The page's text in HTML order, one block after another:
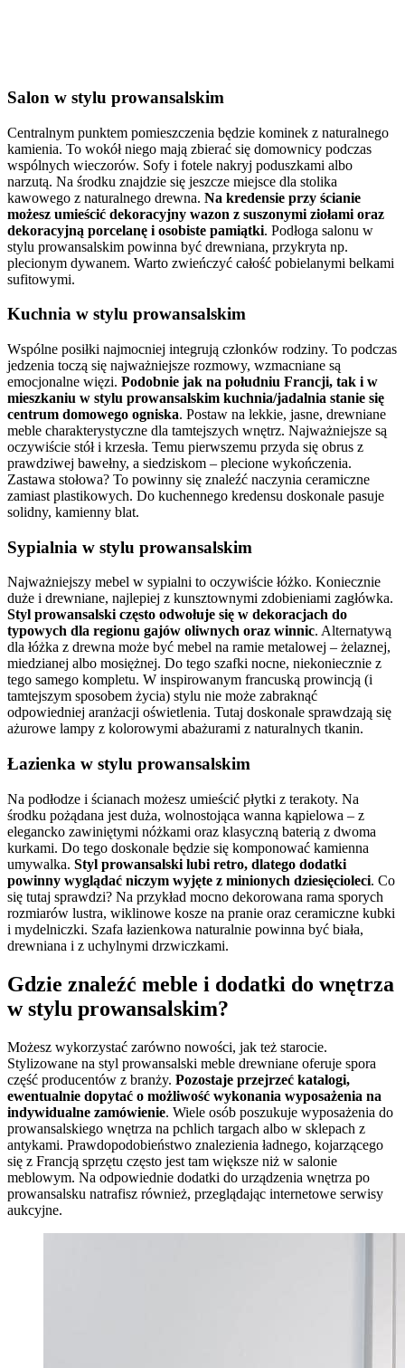
Salon w stylu prowansalskim
Centralnym punktem pomieszczenia będzie kominek z naturalnego
kamienia. To wokół niego mają zbierać się domownicy podczas
wspólnych wieczorów. Sofy i fotele nakryj poduszkami albo
narzutą. Na środku znajdzie się jeszcze miejsce dla stolika
kawowego z naturalnego drewna. Na kredensie przy ścianie
możesz umieścić dekoracyjny wazon z suszonymi ziołami oraz
dekoracyjną porcelanę i osobiste pamiątki. Podłoga salonu w
stylu prowansalskim powinna być drewniana, przykryta np.
plecionym dywanem. Warto zwieńczyć całość pobielanymi belkami
sufitowymi.
Kuchnia w stylu prowansalskim
Wspólne posiłki najmocniej integrują członków rodziny. To podczas
jedzenia toczą się najważniejsze rozmowy, wzmacniane są
emocjonalne więzi. Podobnie jak na południu Francji, tak i w
mieszkaniu w stylu prowansalskim kuchnia/jadalnia stanie się
centrum domowego ogniska. Postaw na lekkie, jasne, drewniane
meble charakterystyczne dla tamtejszych wnętrz. Najważniejsze są
oczywiście stół i krzesła. Temu pierwszemu przyda się obrus z
prawdziwej bawełny, a siedziskom – plecione wykończenia.
Zastawa stołowa? To powinny się znaleźć naczynia ceramiczne
zamiast plastikowych. Do kuchennego kredensu doskonale pasuje
solidny, kamienny blat.
Sypialnia w stylu prowansalskim
Najważniejszy mebel w sypialni to oczywiście łóżko. Koniecznie
duże i drewniane, najlepiej z kunsztownymi zdobieniami zagłówka.
Styl prowansalski często odwołuje się w dekoracjach do
typowych dla regionu gajów oliwnych oraz winnic. Alternatywą
dla łóżka z drewna może być mebel na ramie metalowej – żelaznej,
miedzianej albo mosiężnej. Do tego szafki nocne, niekoniecznie z
tego samego kompletu. W inspirowanym francuską prowincją (i
tamtejszym sposobem życia) stylu nie może zabraknąć
odpowiedniej aranżacji oświetlenia. Tutaj doskonale sprawdzają się
ażurowe lampy z kolorowymi abażurami z naturalnych tkanin.
Łazienka w stylu prowansalskim
Na podłodze i ścianach możesz umieścić płytki z terakoty. Na
środku pożądana jest duża, wolnostojąca wanna kąpielowa – z
elegancko zawiniętymi nóżkami oraz klasyczną baterią z dwoma
kurkami. Do tego doskonale będzie się komponować kamienna
umywalka. Styl prowansalski lubi retro, dlatego dodatki
powinny wyglądać niczym wyjęte z minionych dziesięcioleci. Co
się tutaj sprawdzi? Na przykład mocno dekorowana rama sporych
rozmiarów lustra, wiklinowe kosze na pranie oraz ceramiczne kubki
i mydelniczki. Szafa łazienkowa naturalnie powinna być biała,
drewniana i z uchylnymi drzwiczkami.
Gdzie znaleźć meble i dodatki do wnętrza
w stylu prowansalskim?
Możesz wykorzystać zarówno nowości, jak też starocie.
Stylizowane na styl prowansalski meble drewniane oferuje spora
część producentów z branży. Pozostaje przejrzeć katalogi,
ewentualnie dopytać o możliwość wykonania wyposażenia na
indywidualne zamówienie. Wiele osób poszukuje wyposażenia do
prowansalskiego wnętrza na pchlich targach albo w sklepach z
antykami. Prawdopodobieństwo znalezienia ładnego, kojarzącego
się z Francją sprzętu często jest tam większe niż w salonie
meblowym. Na odpowiednie dodatki do urządzenia wnętrza po
prowansalsku natrafisz również, przeglądając internetowe serwisy
aukcyjne.